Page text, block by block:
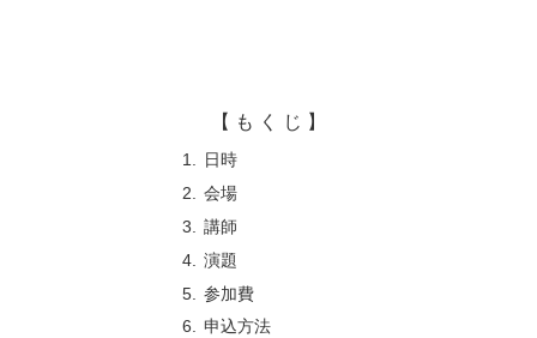
【 も く じ 】
日時
会場
講師
演題
参加費
申込方法